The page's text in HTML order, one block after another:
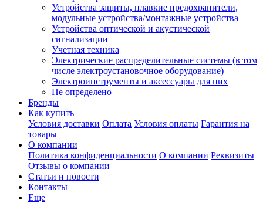
Устройства защиты, плавкие предохранители,
модульные устройства/монтажные устройства
Устройства оптической и акустической
сигнализации
Учетная техника
Электрические распределительные системы (в том
числе электроустановочное оборудование)
Электроинструменты и аксессуары для них
Не определено
Бренды
Как купить
Условия доставки Оплата Условия оплаты Гарантия на
товары
О компании
Политика конфиденциальности О компании Реквизиты
Отзывы о компании
Статьи и новости
Контакты
Еще